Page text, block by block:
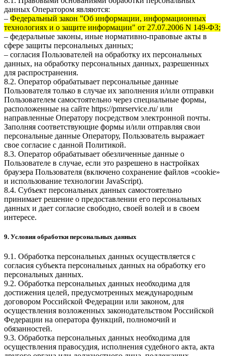
данных Оператором являются:
– Федеральный закон "Об информации, информационных
технологиях и о защите информации" от 27.07.2006 N 149-ФЗ;
– федеральные законы, иные нормативно-правовые акты в
сфере защиты персональных данных;
– согласия Пользователей на обработку их персональных
данных, на обработку персональных данных, разрешенных
для распространения.
8.2. Оператор обрабатывает персональные данные
Пользователя только в случае их заполнения и/или отправки
Пользователем самостоятельно через специальные формы,
расположенные на сайте https://pmrservice.ru/или
направленные Оператору посредством электронной почты.
Заполняя соответствующие формы и/или отправляя свои
персональные данные Оператору, Пользователь выражает
свое согласие с данной Политикой.
8.3. Оператор обрабатывает обезличенные данные о
Пользователе в случае, если это разрешено в настройках
браузера Пользователя (включено сохранение файлов «cookie»
и использование технологии JavaScript).
8.4. Субъект персональных данных самостоятельно
принимает решение о предоставлении его персональных
данных и дает согласие свободно, своей волей и в своем
интересе.
9. Условия обработки персональных данных
9.1. Обработка персональных данных осуществляется с
согласия субъекта персональных данных на обработку его
персональных данных.
9.2. Обработка персональных данных необходима для
достижения целей, предусмотренных международным
договором Российской Федерации или законом, для
осуществления возложенных законодательством Российской
Федерации на оператора функций, полномочий и
обязанностей.
9.3. Обработка персональных данных необходима для
осуществления правосудия, исполнения судебного акта, акта